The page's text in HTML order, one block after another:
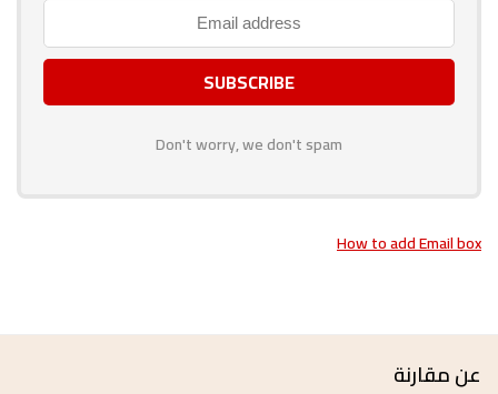
Don't worry, we don't spam
How to add Email box
عن مقارنة